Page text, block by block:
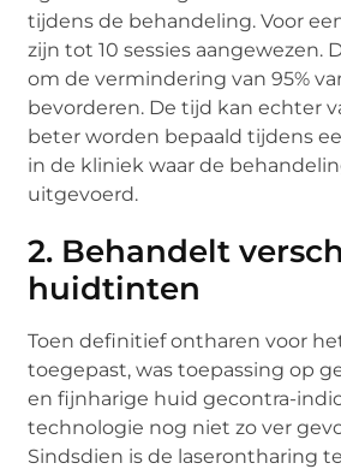
tijdens de behandeling. Voor
zijn tot 10 sessies aangewezen.
om de vermindering van 95%
bevorderen. De tijd kan echter
beter worden bepaald tijdens
in de kliniek waar de
uitgevoerd.
2. Behandelt
huidtinten
Toen definitief ontharen voor
toegepast, was toepassing op
en fijnharige huid gecontra-
technologie nog niet zo ver
Sindsdien is de laserontharing